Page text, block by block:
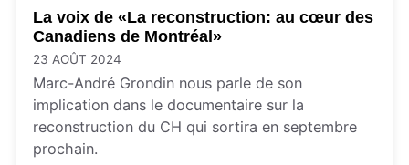
La voix de «La reconstruction: au cœur des
Canadiens de Montréal»
23 AOÛT 2024
Marc-André Grondin nous parle de son
implication dans le documentaire sur la
reconstruction du CH qui sortira en septembre
prochain.